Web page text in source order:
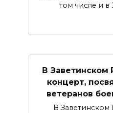
том числе и в
В Заветинском
концерт,
ветеранов
В Заветинском